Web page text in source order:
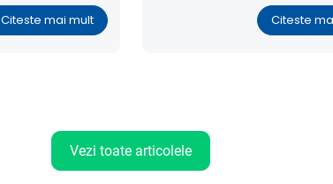
Citeste mai mult Citeste
Vezi toate articolele